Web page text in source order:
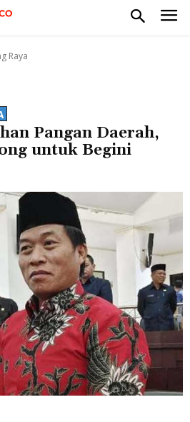
Raya
Pangan Daerah,
untuk Begini